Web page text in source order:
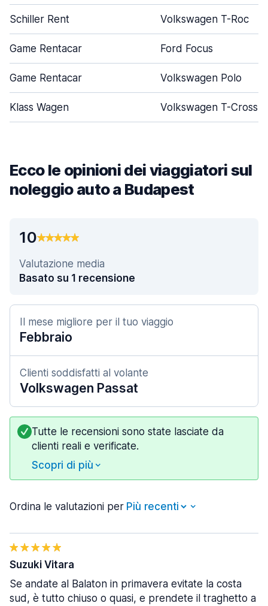
Schiller Rent Volkswagen T-Roc
Game Rentacar Ford Focus
Game Rentacar Volkswagen Polo
Klass Wagen Volkswagen T-Cross
Ecco le opinioni dei viaggiatori sul
noleggio auto a Budapest
10
Valutazione media
Basato su 1 recensione
Il mese migliore per il tuo viaggio
Febbraio
Clienti soddisfatti al volante
Volkswagen Passat
Tutte le recensioni sono state lasciate da
clienti reali e verificate.
Scopri di più
Ordina le valutazioni per
Suzuki Vitara
Se andate al Balaton in primavera evitate la costa
sud, è tutto chiuso o quasi, e prendete il traghetto a